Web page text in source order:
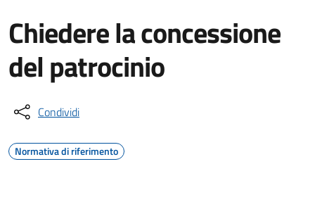
Chiedere la concessione
del patrocinio
Condividi
Normativa di riferimento